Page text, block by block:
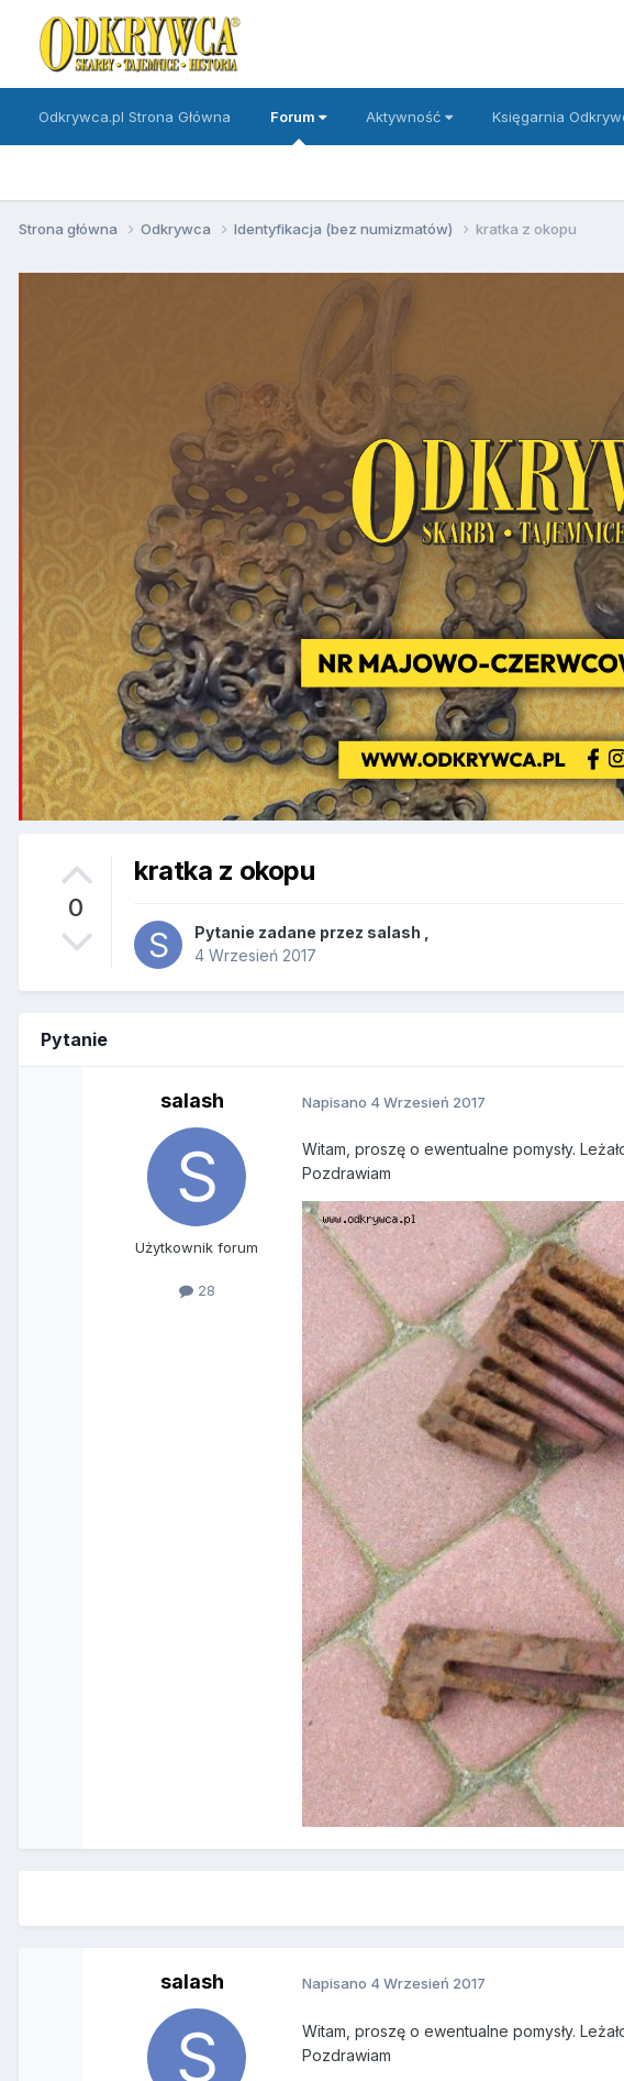
Odkrywca.pl Strona Główna Forum Aktywność Księgarnia
Strona główna Odkrywca Identyfikacja (bez numizmatów) kratka z okopu
0
kratka z okopu
Pytanie zadane przez salash
4 Wrzesień 2017
Pytanie
salash
Użytkownik forum
28
Napisano 4 Wrzesień 2017
Witam, proszę o ewentualne pomysły.
Pozdrawiam
salash Napisano 4 Wrzesień 2017
Witam, proszę o ewentualne pomysły.
Pozdrawiam